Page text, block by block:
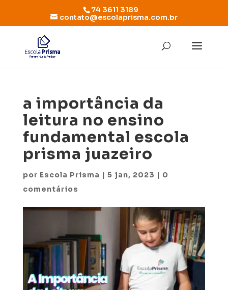
74 3611 3189
contato@escolaprisma.com.br
a importância da
leitura no ensino
fundamental escola
prisma juazeiro
por Escola Prisma | 5 jan, 2023 | 0
comentários